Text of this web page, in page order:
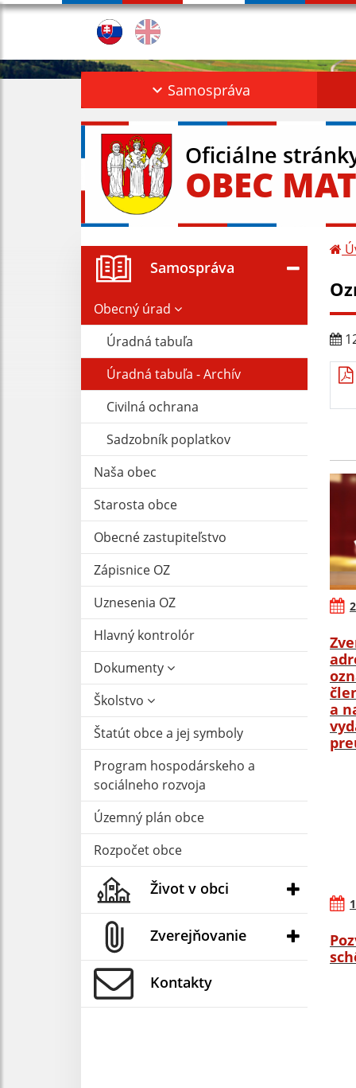
Samospráva
Oficiálne
OBEC
Samospráva
Obecný úrad
Úradná tabuľa
Úradná tabuľa - Archív
Civilná ochrana
Sadzobník poplatkov
Naša obec
Starosta obce
Obecné zastupiteľstvo
Zápisnice OZ
Uznesenia OZ
Hlavný kontrolór
Dokumenty
Školstvo
Štatút obce a jej symboly
Program hospodárskeho a
sociálneho rozvoja
Územný plán obce
Rozpočet obce
Život v obci
Zverejňovanie
Kontakty
a